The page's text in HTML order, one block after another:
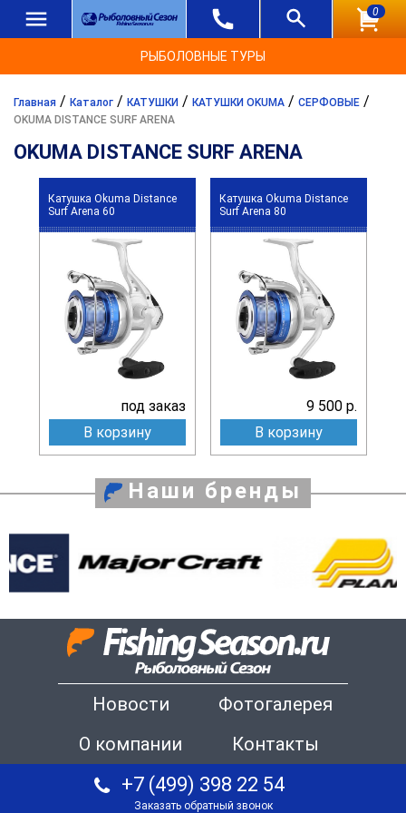
0
РЫБОЛОВНЫЕ ТУРЫ
Главная / Каталог / КАТУШКИ / КАТУШКИ OKUMA / СЕРФОВЫЕ /
OKUMA DISTANCE SURF ARENA
OKUMA DISTANCE SURF ARENA
Катушка Okuma Distance
Surf Arena 60
под заказ
В корзину
Катушка Okuma Distance
Surf Arena 80
9 500 р.
В корзину
Наши бренды
Новости
Фотогалерея
О компании
Контакты
+7 (499) 398 22 54
Заказать обратный звонок